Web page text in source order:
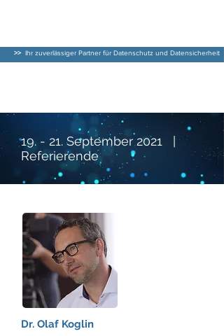
>> Ihr zuverlässiger Partner für Datenschutz und Datensicherheit
Datenschutzkonferenz
19. - 21. September 2021 |
Referierende
Dr. Olaf Koglin